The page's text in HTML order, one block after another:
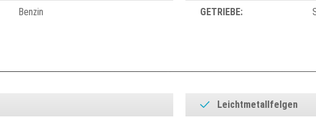
Benzin GETRIEBE:
Leichtmetallfelgen